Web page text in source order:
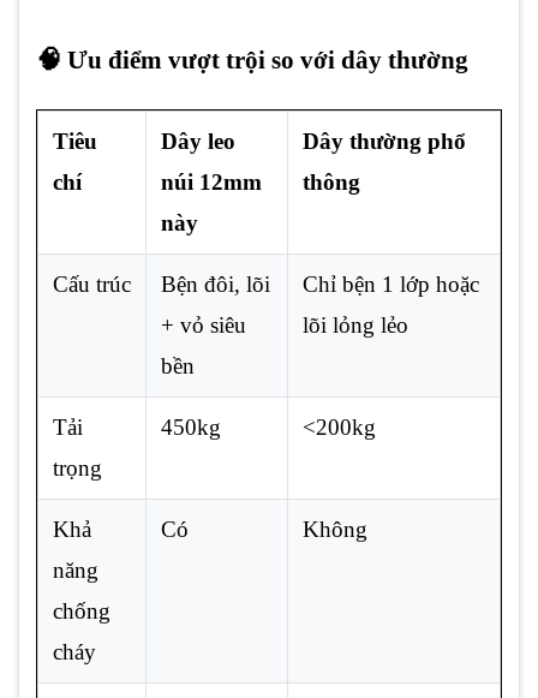
🧠 Ưu điểm vượt trội so với dây thường
Tiêu
chí
Dây leo
núi 12mm
này
Dây thường phổ
thông
Cấu trúc
Bện đôi, lõi
+ vỏ siêu
bền
Chỉ bện 1 lớp hoặc
lõi lỏng lẻo
Tải
trọng
450kg <200kg
Khả
năng
chống
cháy
Có Không